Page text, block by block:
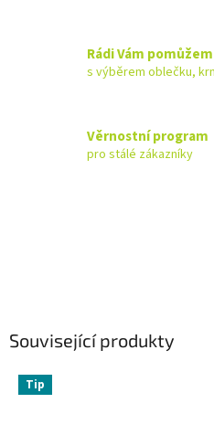
Rádi Vám
s výběrem oblečku,
Věrnostní program
pro stálé zákazníky
Související produkty
Tip